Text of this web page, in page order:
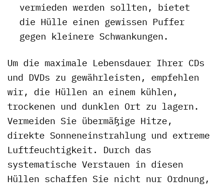
vermieden werden sollten, bietet
die Hülle einen gewissen Puffer
gegen kleinere Schwankungen.
Um die maximale Lebensdauer Ihrer CDs
und DVDs zu gewährleisten, empfehlen
wir, die Hüllen an einem kühlen,
trockenen und dunklen Ort zu lagern.
Vermeiden Sie übermäßige Hitze,
direkte Sonneneinstrahlung und extreme
Luftfeuchtigkeit. Durch das
systematische Verstauen in diesen
Hüllen schaffen Sie nicht nur Ordnung,